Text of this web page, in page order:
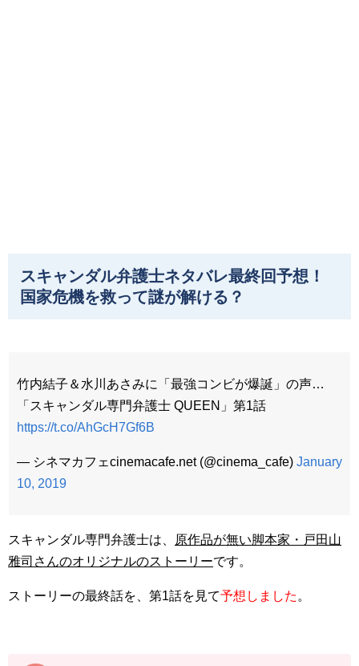
スキャンダル弁護士ネタバレ最終回予想！
国家危機を救って謎が解ける？
竹内結子＆水川あさみに「最強コンビが爆誕」の声…
「スキャンダル専門弁護士 QUEEN」第1話
https://t.co/AhGcH7Gf6B
— シネマカフェcinemacafe.net (@cinema_cafe) January
10, 2019
スキャンダル専門弁護士は、
原作品が無い脚本家・戸田山
雅司さんのオリジナルのストーリーです。
ストーリーの最終話を、第1話を見て予想しました 。